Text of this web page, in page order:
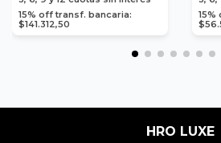
15% off transf. bancaria:
$141.312,50
HRO LUXE